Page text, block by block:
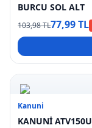
BURCU SOL ALT
103,98 TL77,99 TL
Kanuni
KANUNİ